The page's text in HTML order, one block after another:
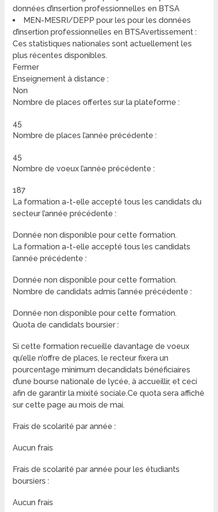
données d’insertion professionnelles en BTSA
MEN-MESRI/DEPP pour les pour les données
d’insertion professionnelles en BTSAvertissement :
Ces statistiques nationales sont actuellement les
plus récentes disponibles.
Fermer
Enseignement à distance :
Non
Nombre de places offertes sur la plateforme :
45
Nombre de places l’année précédente :
45
Nombre de voeux l’année précédente :
187
La formation a-t-elle accepté tous les candidats du
secteur l’année précédente :
Donnée non disponible pour cette formation.
La formation a-t-elle accepté tous les candidats
l’année précédente :
Donnée non disponible pour cette formation.
Nombre de candidats admis l’année précédente :
Donnée non disponible pour cette formation.
Quota de candidats boursier :
Si cette formation recueille davantage de voeux
qu’elle n’offre de places, le recteur fixera un
pourcentage minimum decandidats bénéficiaires
d’une bourse nationale de lycée, à accueillir, et ceci
afin de garantir la mixité sociale.Ce quota sera affiché
sur cette page au mois de mai.
Frais de scolarité par année :
Aucun frais
Frais de scolarité par année pour les étudiants
boursiers :
Aucun frais